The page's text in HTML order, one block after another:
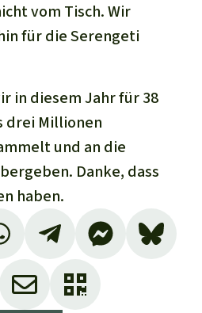
vom Tisch. Wir
für die Serengeti
in diesem Jahr für 38
drei Millionen
und an die
Danke, dass
haben.